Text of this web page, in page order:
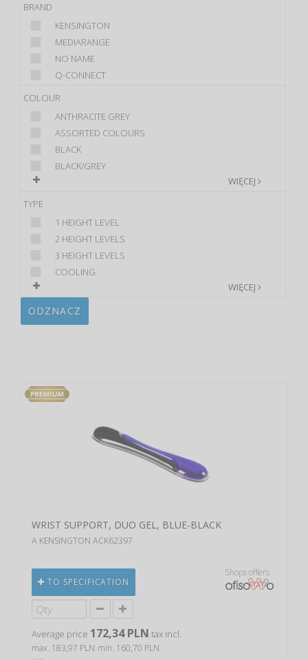
BRAND
KENSINGTON
MEDIARANGE
NO NAME
Q-CONNECT
COLOUR
ANTHRACITE GREY
ASSORTED COLOURS
BLACK
BLACK/GREY
WIĘCEJ
TYPE
1 HEIGHT LEVEL
2 HEIGHT LEVELS
3 HEIGHT LEVELS
COOLING
WIĘCEJ
ODZNACZ
WRIST SUPPORT, DUO GEL, BLUE-BLACK
A KENSINGTON ACK62397
TO SPECIFICATION
Shops offers
Average price 172,34 PLN tax incl.
max. 183,97 PLN min. 160,70 PLN